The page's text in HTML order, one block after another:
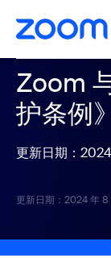
至主要内容
至帮助聊天
Zoom
护条例
更新日期：
更新日期：2024 年 8